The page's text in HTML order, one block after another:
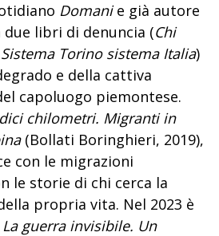
Domanie già autore
due libri di denuncia (Chi
Sistema Torino sistema Italia)
e della cattiva
capoluogo piemontese.
chilometri. Migranti in
(Bollati Boringhieri, 2019),
con le migrazioni
le storie di chi cerca la
propria vita. Nel 2023 è
La guerra invisibile. Un